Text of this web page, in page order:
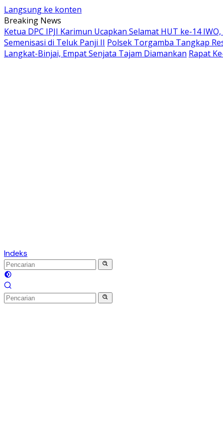
Langsung ke konten
Breaking News
Ketua DPC IPJI Karimun Ucapkan Selamat HUT ke-14
Semenisasi di Teluk Panji II Polsek Torgamba Tangkap
Langkat-Binjai, Empat Senjata Tajam Diamankan Rapat
Indeks